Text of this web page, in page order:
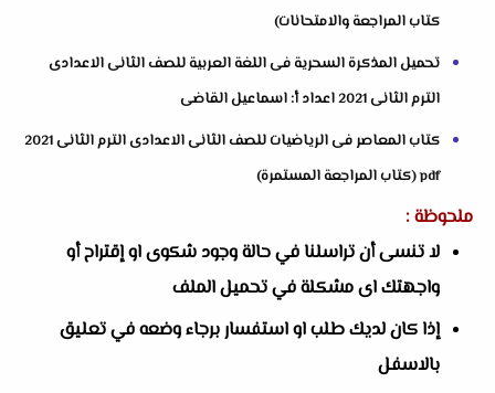
كتاب المراجعة والامتحانات)
تحميل المذكرة السحرية فى اللغة العربية للصف الثانى الاعدادى
الترم الثانى 2021 اعداد أ: اسماعيل القاضى
كتاب المعاصر فى الرياضيات للصف الثانى الاعدادى الترم الثانى 2021
pdf (كتاب المراجعة المستمرة)
ملحوظة :
لا تنسى أن تراسلنا في حالة وجود شكوى او إقتراح أو
واجهتك اى مشكلة في تحميل الملف
إذا كان لديك طلب او استفسار برجاء وضعه في تعليق
بالاسفل